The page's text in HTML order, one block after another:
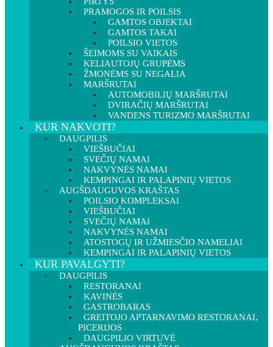
PRAMOGOS IR POILSIS
GAMTOS OBJEKTAI
GAMTOS TAKAI
POILSIO VIETOS
ŠEIMOMS SU VAIKAIS
KELIAUTOJŲ GRUPĖMS
ŽMONĖMS SU NEGALIA
MARŠRUTAI
AUTOMOBILIŲ MARŠRUTAI
DVIRAČIŲ MARŠRUTAI
VANDENS TURIZMO MARŠRUTAI
KUR NAKVOTI?
DAUGPILIS
VIEŠBUČIAI
SVEČIŲ NAMAI
NAKVYNĖS NAMAI
KEMPINGAI IR PALAPINIŲ VIETOS
AUGŠDAUGUVOS KRAŠTAS
POILSIO KOMPLEKSAI
VIEŠBUČIAI
SVEČIŲ NAMAI
NAKVYNĖS NAMAI
ATOSTOGŲ IR UŽMIESČIO NAMELIAI
KEMPINGAI IR PALAPINIŲ VIETOS
KUR PAVALGYTI?
DAUGPILIS
RESTORANAI
KAVINĖS
GASTROBARAS
GREITOJO APTARNAVIMO RESTORANAI,
PICERIJOS
DAUGPILIO VIRTUVĖ